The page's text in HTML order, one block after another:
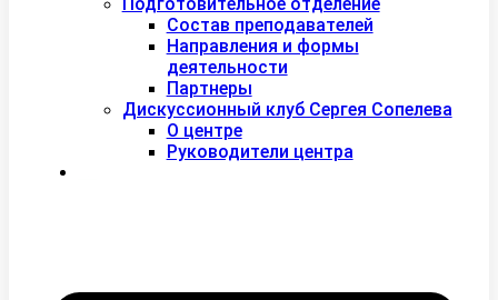
Состав преподавателей
Направления и формы
деятельности
Партнеры
Дискуссионный клуб Сергея Сопелева
О центре
Руководители центра